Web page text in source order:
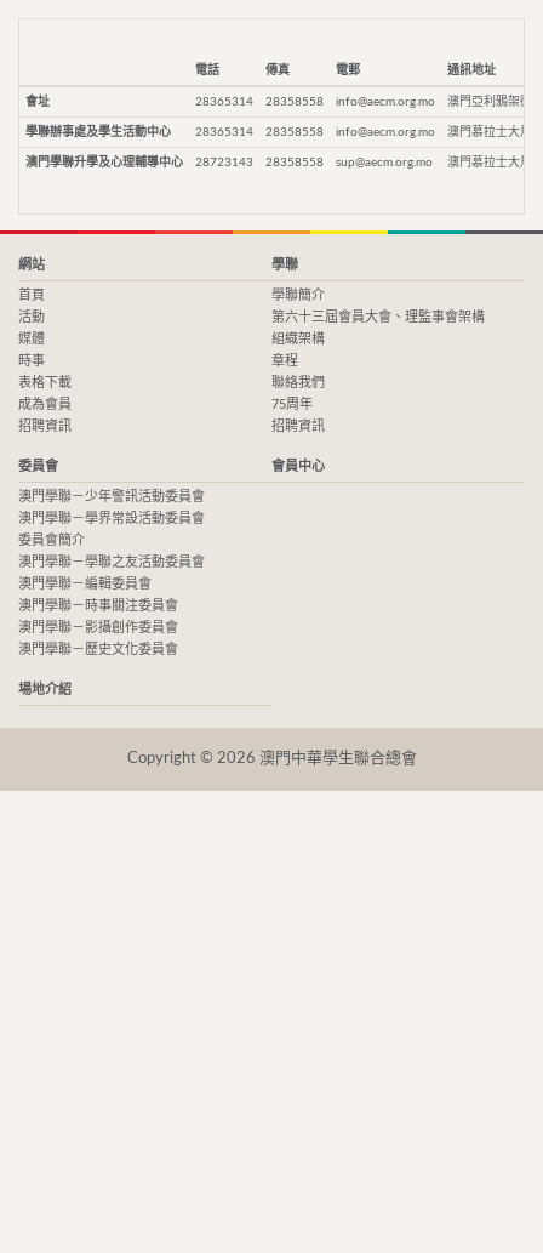
電話 傳真 電郵 通訊地址
會址 28365314 28358558 info@aecm.org.mo 澳門亞利鴉架街9
學聯辦事處及學生活動中心 28365314 28358558 info@aecm.org.mo 澳門慕拉士大馬
澳門學聯升學及心理輔導中心 28723143 28358558 sup@aecm.org.mo 澳門慕拉士大馬
網站
首頁
活動
媒體
時事
表格下載
成為會員
招聘資訊
學聯
學聯簡介
第六十三屆會員大會、理監事會架構
組織架構
章程
聯絡我們
75周年
招聘資訊
委員會
澳門學聯－少年警訊活動委員會
澳門學聯－學界常設活動委員會
委員會簡介
澳門學聯－學聯之友活動委員會
澳門學聯－編輯委員會
澳門學聯－時事關注委員會
澳門學聯－影攝創作委員會
澳門學聯－歷史文化委員會
會員中心
場地介紹
Copyright © 2026 澳門中華學生聯合總會